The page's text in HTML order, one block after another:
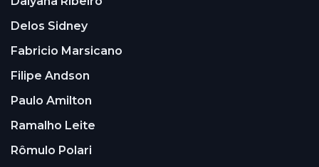
Delos Sidney
Fabricio Marsicano
Filipe Andson
Paulo Amilton
Ramalho Leite
Rômulo Polari